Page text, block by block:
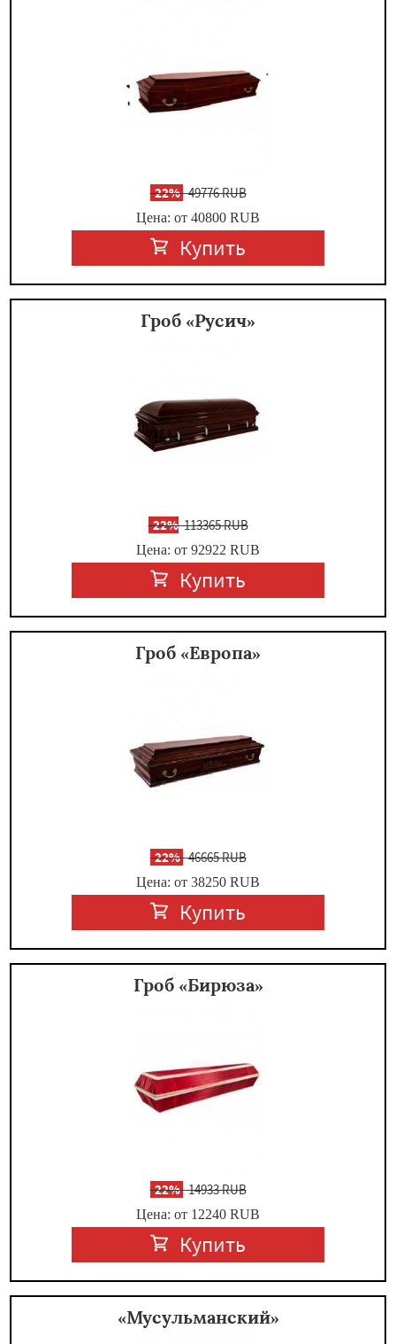
-22%49776 RUB
Цена: от 40800 RUB
Купить
Гроб «Русич»
-22%113365 RUB
Цена: от 92922 RUB
Купить
Гроб «Европа»
-22%46665 RUB
Цена: от 38250 RUB
Купить
Гроб «Бирюза»
-22%14933 RUB
Цена: от 12240 RUB
Купить
«Мусульманский»